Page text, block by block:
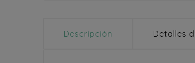
Descripción Detalles